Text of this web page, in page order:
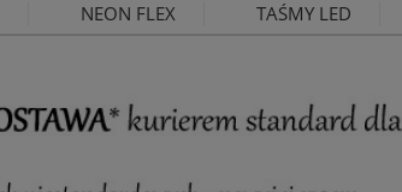
NEON FLEX TAŚMY LED